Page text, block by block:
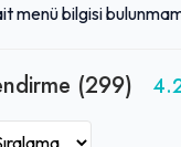
menü bilgisi
(299)